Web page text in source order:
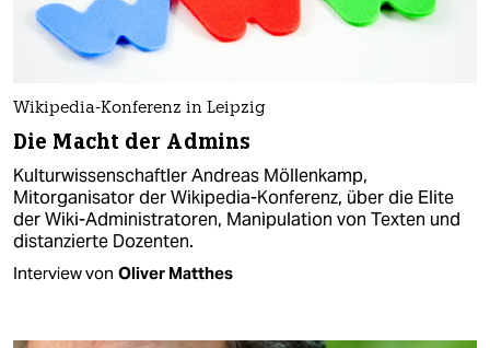
Wikipedia-Konferenz in Leipzig
Die Macht der Admins
Kulturwissenschaftler Andreas Möllenkamp,
Mitorganisator der Wikipedia-Konferenz, über die Elite
der Wiki-Administratoren, Manipulation von Texten und
distanzierte Dozenten.
Interview von Oliver Matthes